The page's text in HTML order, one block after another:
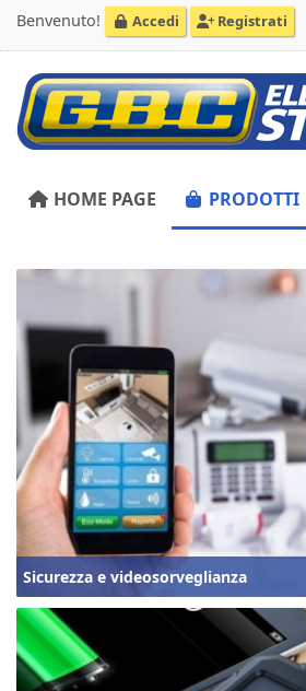
Benvenuto! Accedi Registrati
HOME PAGE PRODOTTI
Sicurezza e videosorveglianza